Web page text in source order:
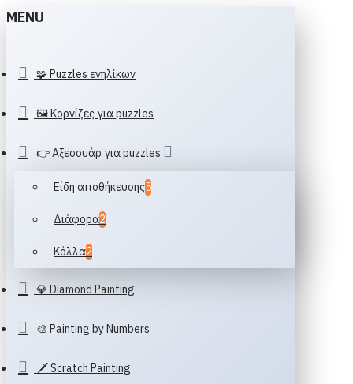
MENU
🧩 Puzzles ενηλίκων
🖼️ Κορνίζες για puzzles
👉 Αξεσουάρ για puzzles
Είδη αποθήκευσης5
Διάφορα2
Κόλλα2
💎 Diamond Painting
🎨 Painting by Numbers
🗡️ Scratch Painting